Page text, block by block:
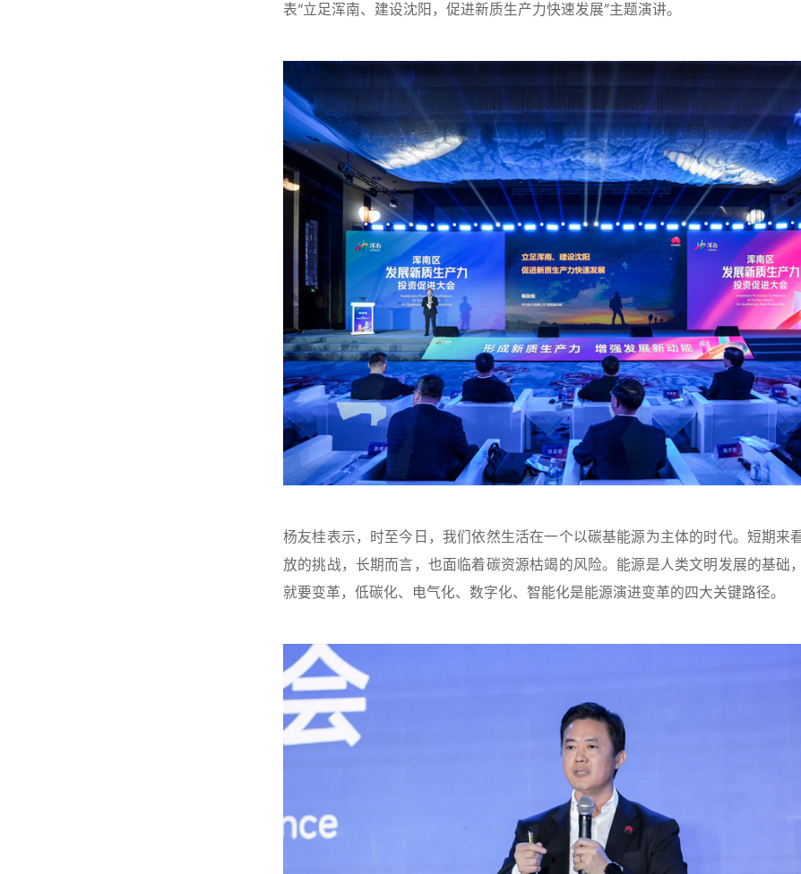
表“立足浑南、建设沈阳，促进新质生产力快速发展”主题演讲。
杨友桂表示，时至今日，我们依然生活在一个以碳基能源为主体的时代。短期来
放的挑战，长期而言，也面临着碳资源枯竭的风险。能源是人类文明发展的基础
就要变革，低碳化、电气化、数字化、智能化是能源演进变革的四大关键路径。